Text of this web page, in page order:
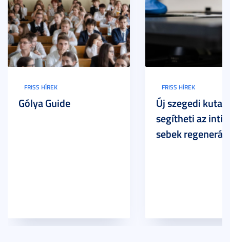
FRISS HÍREK
Gólya Guide
FRISS HÍREK
Új szegedi
segítheti az
sebek